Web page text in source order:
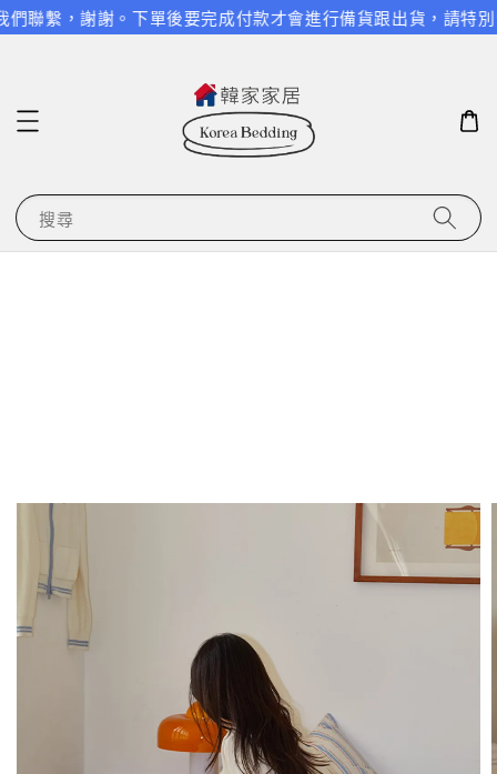
，謝謝。下單後要完成付款才會進行備貨跟出貨，請特別留意
搜尋